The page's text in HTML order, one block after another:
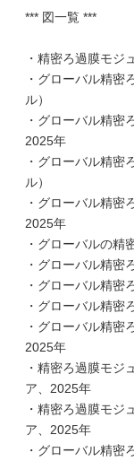
*** 図一覧 ***
・精密ろ過膜モジ
・グローバル精密
ル）
・グローバル精密
2025年
・グローバル精密
ル）
・グローバル精密
2025年
・グローバルの精
・グローバル精密
・グローバル精密
・グローバル精密
・グローバル精密
2025年
・精密ろ過膜モジ
ア、2025年
・精密ろ過膜モジ
ア、2025年
・グローバル精密